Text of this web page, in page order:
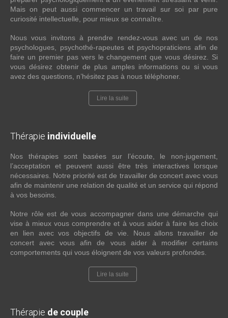
Mais on peut aussi commencer un travail sur soi par pure
curiosité intellectuelle, pour mieux se connaître.
Nous vous invitons à prendre rendez-vous avec un de nos
psychologues, psychothé-rapeutes et psychopraticiens afin de
faire un premier pas vers le changement que vous désirez. Si
vous désirez obtenir de plus amples informations ou si vous
avez des questions, n’hésitez pas à nous téléphoner.
Lire la suite
Thérapie individuelle
Nos thérapies sont basées sur l’écoute, le non-jugement,
l’acceptation et peuvent aussi être très interactives lorsque
nécessaires. Notre priorité est de travailler de concert avec vous
afin de maintenir une relation de qualité et un service qui répond
à vos besoins.
Notre rôle est de vous accompagner dans une démarche qui
vise à mieux vous comprendre et à vous aider à faire les choix
en lien avec vos objectifs de vie. Nous allons travailler de
concert avec vous afin de vous aider à modifier certains
comportements qui vous éloignent de vos valeurs profondes.
Lire la suite
Thérapie de couple